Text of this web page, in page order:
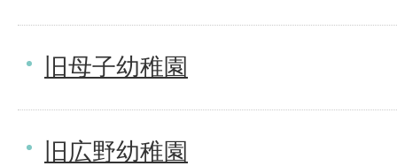
旧母子幼稚園
旧広野幼稚園